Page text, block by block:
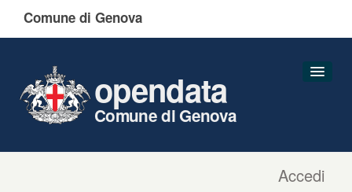
Comune di Genova
Accedi
opendata
Comune di Genova